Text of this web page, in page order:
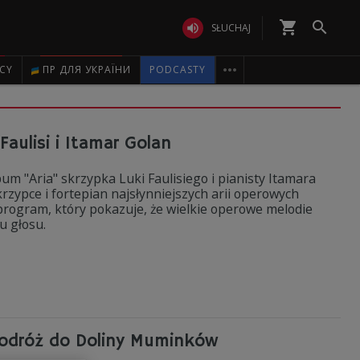
 SŁUCHAJ shopping_cart 
ПР ДЛЯ УКРАЇНИ PODCASTY 
i Itamar Golan
"Aria" skrzypka Luki Faulisiego i pianisty Itamara
i fortepian najsłynniejszych arii operowych
który pokazuje, że wielkie operowe melodie
głosu.
do Doliny Muminków